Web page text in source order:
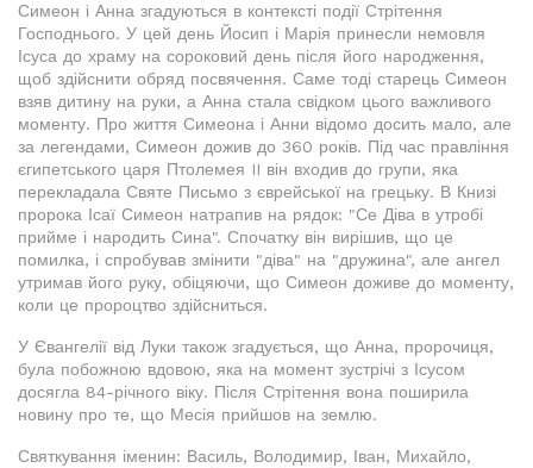
Симеон і Анна згадуються в контексті події Стрітення
Господнього. У цей день Йосип і Марія принесли немовля
Ісуса до храму на сороковий день після його народження,
щоб здійснити обряд посвячення. Саме тоді старець Симеон
взяв дитину на руки, а Анна стала свідком цього важливого
моменту. Про життя Симеона і Анни відомо досить мало, але
за легендами, Симеон дожив до 360 років. Під час правління
єгипетського царя Птолемея II він входив до групи, яка
перекладала Святе Письмо з єврейської на грецьку. В Книзі
пророка Ісаї Симеон натрапив на рядок: "Се Діва в утробі
прийме і народить Сина". Спочатку він вирішив, що це
помилка, і спробував змінити "діва" на "дружина", але ангел
утримав його руку, обіцяючи, що Симеон доживе до моменту,
коли це пророцтво здійсниться.
У Євангелії від Луки також згадується, що Анна, пророчиця,
була побожною вдовою, яка на момент зустрічі з Ісусом
досягла 84-річного віку. Після Стрітення вона поширила
новину про те, що Месія прийшов на землю.
Святкування іменин: Василь, Володимир, Іван, Михайло,